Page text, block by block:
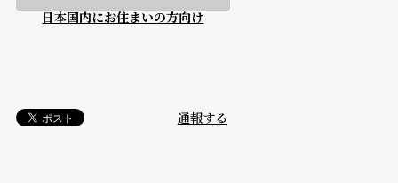
日本国内にお住まいの方向け
通報する